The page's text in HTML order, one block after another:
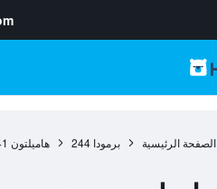
الصفحة الرئيسية برمودا 244 هاميلتون